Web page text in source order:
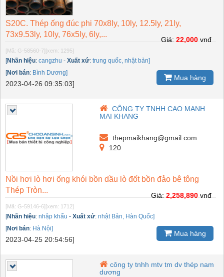
S20C. Thép ống đúc phi 70x8ly, 10ly, 12.5ly, 21ly,
73x9.53ly, 10ly, 76x5ly, 6ly,...
[Mã: G-58560-7] [xem: 1295]
[Nhãn hiệu: cangzhu - Xuất xứ: trung quốc, nhật bản]
[Nơi bán: Bình Dương]
2023-04-26 09:35:03]
Giá:22,000vnđ
Mua hàng
CÔNG TY TNHH CAO MẠNH
MAI KHANG
thepmaikhang@gmail.com
120
Nồi hơi lò hơi ống khói bồn dầu lò đốt bồn đảo bê tông
Thép Tròn...
[Mã: G-59146-6] [xem: 1712]
[Nhãn hiệu: nhập khẩu - Xuất xứ: nhật Bản, Hàn Quốc]
[Nơi bán: Hà Nội]
2023-04-25 20:54:56]
Giá:2,258,890vnđ
Mua hàng
công ty tnhh mtv tm dv thép nam
dương